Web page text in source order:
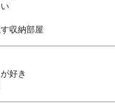
収納部屋
好き